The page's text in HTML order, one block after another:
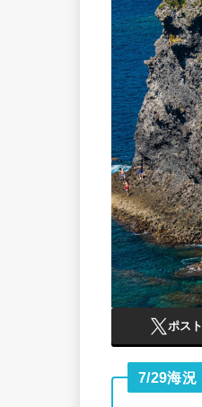
ポスト
7/29海況